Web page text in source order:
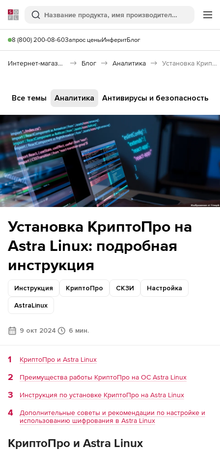
Softline
Поиск
8 (800) 200-08-60Запрос ценыИнферитБлог
Интернет-магазин Блог Аналитика Установка КриптоПро на Astra Linux: подробная инструкция
Установка КриптоПро на
Astra Linux: подробная
инструкция
Инструкция КриптоПро СКЗИ Настройка
AstraLinux
9 окт 2024 6 мин.
КриптоПро и Astra Linux
Преимущества работы КриптоПро на ОС Astra Linux
Инструкция по установке КриптоПро на Astra Linux
Дополнительные советы и рекомендации по настройке и
использованию шифрования в Astra Linux
КриптоПро и Astra Linux
Все темы Аналитика Антивирусы и безопасность